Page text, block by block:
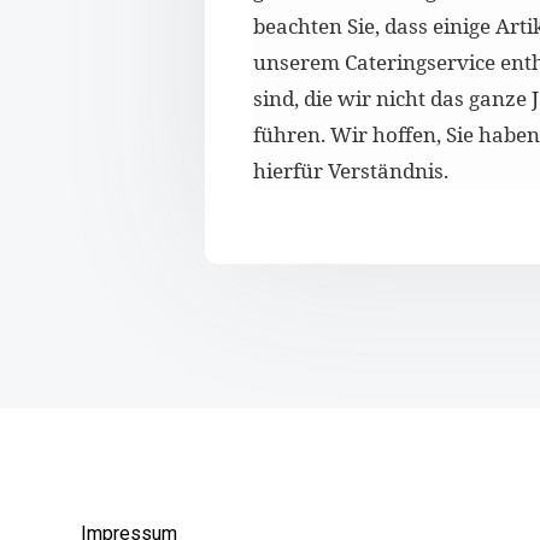
beachten Sie, dass einige
unserem Cateringservice
sind, die wir nicht das ganze
führen. Wir hoffen, Sie haben
hierfür Verständnis.
Impressum